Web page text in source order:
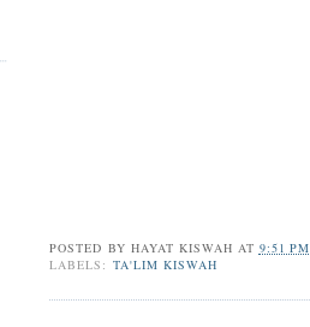
POSTED BY HAYAT KISWAH AT 9:51 PM
LABELS: TA'LIM KISWAH